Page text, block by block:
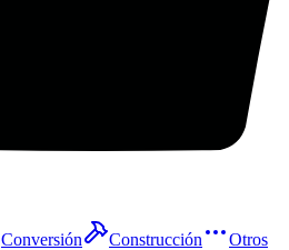
Conversión Construcción Otros